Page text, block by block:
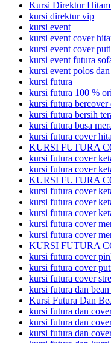
Kursi Direktur
kursi direktur vip
kursi event
kursi event cover
kursi event cover
kursi event futura
kursi event polos
kursi futura
kursi futura 100 %
kursi futura bercover
kursi futura bersih
kursi futura busa
kursi futura cover
KURSI FUTURA
kursi futura cover
kursi futura cover
KURSI FUTURA
kursi futura cover
kursi futura cover
kursi futura cover
kursi futura cover
kursi futura cover
KURSI FUTURA
kursi futura cover
kursi futura cover
kursi futura cover
kursi futura dan bean
Kursi Futura Dan
kursi futura dan
kursi futura dan
kursi futura dan